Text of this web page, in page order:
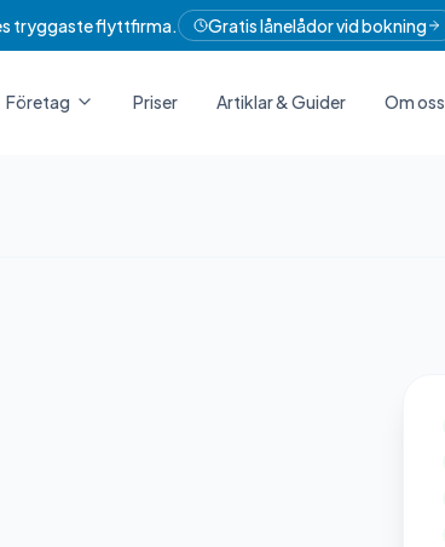
tryggaste flyttfirma. Gratis lånelådor vid bokning
Företag Priser Artiklar & Guider Om oss